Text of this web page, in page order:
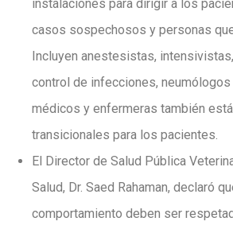
instalaciones para dirigir a los
casos sospechosos y personas
Incluyen anestesistas,
control de infecciones,
médicos y enfermeras también
transicionales para los pacientes.
El Director de Salud Pública
Salud, Dr. Saed Rahaman, declaró
comportamiento deben ser